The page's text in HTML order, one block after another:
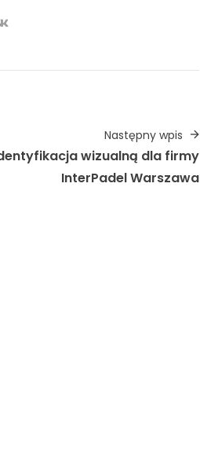
Następny wpis
wizualną dla firmy
InterPadel Warszawa